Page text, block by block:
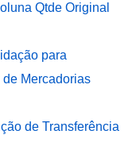
Qtde Original
para
Mercadorias
de Transferência